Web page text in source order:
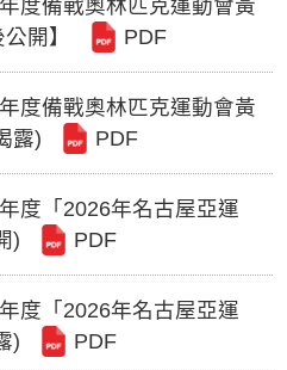
度備戰奧林匹克運動會黃
開】
PDF
度備戰奧林匹克運動會黃
露)
PDF
度「2026年名古屋亞運
)
PDF
度「2026年名古屋亞運
)
PDF